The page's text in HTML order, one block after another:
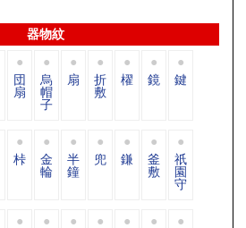
器物紋
団
扇
烏
帽
子
扇 折
敷
櫂 鏡 鍵
桛 金
輪
半
鐘
兜 鎌 釜
敷
祇
園
守